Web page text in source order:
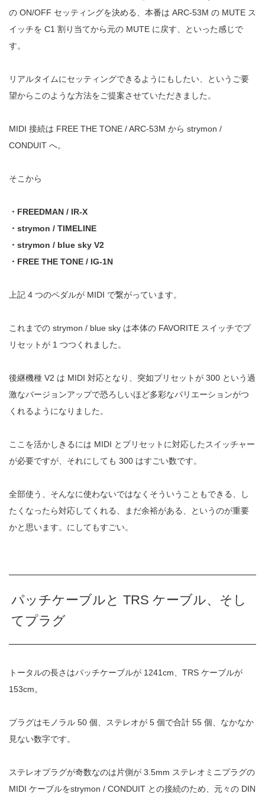
の ON/OFF セッティングを決める、本番は ARC-53M の MUTE ス
イッチを C1 割り当てから元の MUTE に戻す、といった感じで
す。
リアルタイムにセッティングできるようにもしたい、というご要
望からこのような方法をご提案させていただきました。
MIDI 接続は FREE THE TONE / ARC-53M から strymon /
CONDUIT へ。
そこから
・FREEDMAN / IR-X
・strymon / TIMELINE
・strymon / blue sky V2
・FREE THE TONE / IG-1N
上記 4 つのペダルが MIDI で繋がっています。
これまでの strymon / blue sky は本体の FAVORITE スイッチでプ
リセットが 1 つつくれました。
後継機種 V2 は MIDI 対応となり、突如プリセットが 300 という過
激なバージョンアップで恐ろしいほど多彩なバリエーションがつ
くれるようになりました。
ここを活かしきるには MIDI とプリセットに対応したスイッチャー
が必要ですが、それにしても 300 はすごい数です。
全部使う、そんなに使わないではなくそういうこともできる、し
たくなったら対応してくれる、まだ余裕がある、というのが重要
かと思います。にしてもすごい。
パッチケーブルと TRS ケーブル、そし
てプラグ
トータルの長さはパッチケーブルが 1241cm、TRS ケーブルが
153cm。
プラグはモノラル 50 個、ステレオが 5 個で合計 55 個、なかなか
見ない数字です。
ステレオプラグが奇数なのは片側が 3.5mm ステレオミニプラグの
MIDI ケーブルをstrymon / CONDUIT との接続のため、元々の DIN